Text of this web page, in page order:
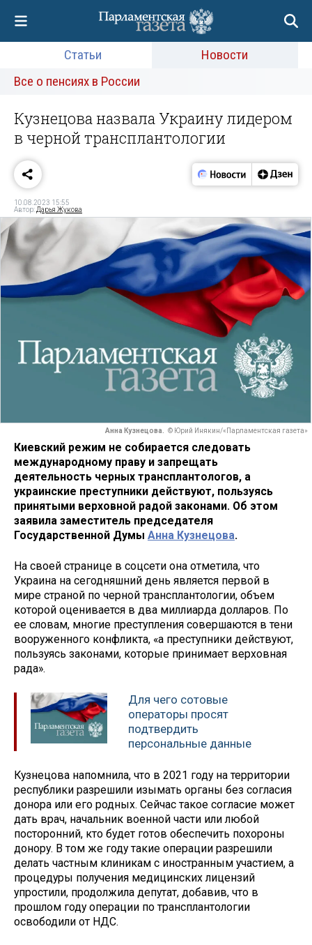
Статьи
Новости
Все о пенсиях в России
Кузнецова назвала Украину лидером
в черной трансплантологии
10.08.2023 15:55
Автор: Дарья Жукова
Анна Кузнецова. © Юрий Инякин/«Парламентская газета»
Киевский режим не собирается следовать
международному праву и запрещать
деятельность черных трансплантологов, а
украинские преступники действуют, пользуясь
принятыми верховной радой законами. Об этом
заявила заместитель председателя
Государственной Думы Анна Кузнецова.
На своей странице в соцсети она отметила, что
Украина на сегодняшний день является первой в
мире страной по черной трансплантологии, объем
которой оценивается в два миллиарда долларов. По
ее словам, многие преступления совершаются в тени
вооруженного конфликта, «а преступники действуют,
пользуясь законами, которые принимает верховная
рада».
Для чего сотовые
операторы просят
подтвердить
персональные данные
Кузнецова напомнила, что в 2021 году на территории
республики разрешили изымать органы без согласия
донора или его родных. Сейчас такое согласие может
дать врач, начальник военной части или любой
посторонний, кто будет готов обеспечить похороны
донору. В том же году такие операции разрешили
делать частным клиникам с иностранным участием, а
процедуры получения медицинских лицензий
упростили, продолжила депутат, добавив, что в
прошлом году операции по трансплантологии
освободили от НДС.